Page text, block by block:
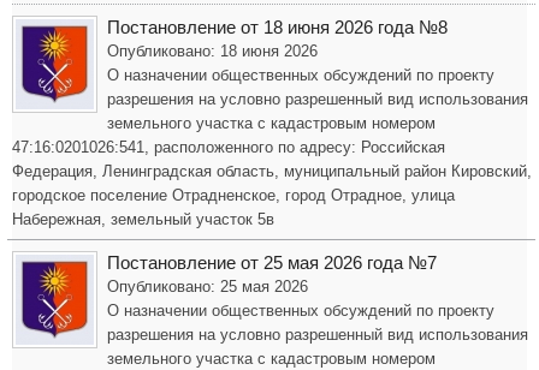
Постановление от 18 июня 2026 года №8
Опубликовано: 18 июня 2026
О назначении общественных обсуждений по проекту
разрешения на условно разрешенный вид использования
земельного участка с кадастровым номером
47:16:0201026:541, расположенного по адресу: Российская
Федерация, Ленинградская область, муниципальный район Кировский,
городское поселение Отрадненское, город Отрадное, улица
Набережная, земельный участок 5в
Постановление от 25 мая 2026 года №7
Опубликовано: 25 мая 2026
О назначении общественных обсуждений по проекту
разрешения на условно разрешенный вид использования
земельного участка с кадастровым номером